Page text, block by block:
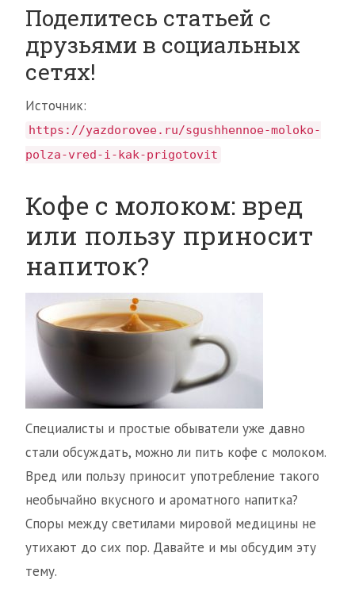
Поделитесь статьей с
друзьями в социальных
сетях!
Источник:
https://yazdorovee.ru/sgushhennoe-moloko-
polza-vred-i-kak-prigotovit
Кофе с молоком: вред
или пользу приносит
напиток?
Специалисты и простые обыватели уже давно
стали обсуждать, можно ли пить кофе с молоком.
Вред или пользу приносит употребление такого
необычайно вкусного и ароматного напитка?
Споры между светилами мировой медицины не
утихают до сих пор. Давайте и мы обсудим эту
тему.